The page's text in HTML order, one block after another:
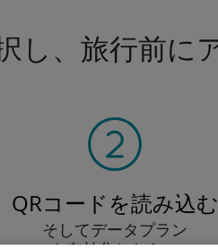
し、旅行前に
QRコードを読み込む
そしてデータプラン